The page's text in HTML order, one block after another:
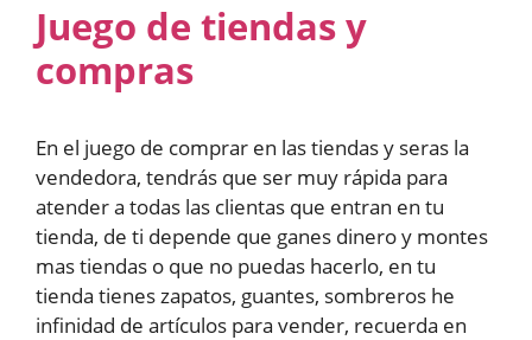
Juego de tiendas y
compras
En el juego de comprar en las tiendas y seras la
vendedora, tendrás que ser muy rápida para
atender a todas las clientas que entran en tu
tienda, de ti depende que ganes dinero y montes
mas tiendas o que no puedas hacerlo, en tu
tienda tienes zapatos, guantes, sombreros he
infinidad de artículos para vender, recuerda en